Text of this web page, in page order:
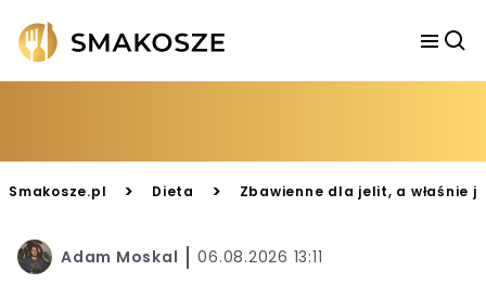
Smakosze.pl > Dieta > Zbawienne dla jelit, a właśnie
Adam Moskal 06.08.2026 13:11